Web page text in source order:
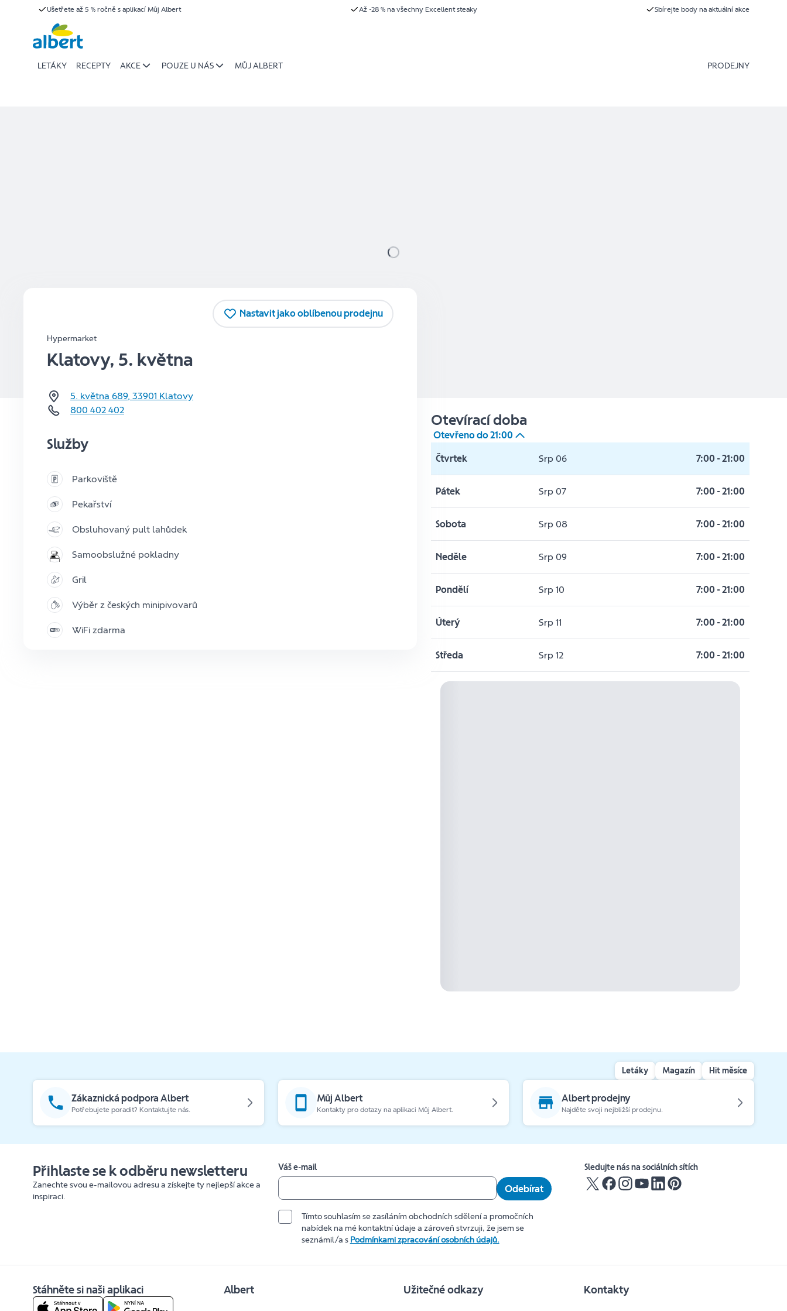
Ušetřete až 5 % ročně s aplikací Můj Albert Až -28 % na všechny Excellent steaky Sbírejte body na aktuální akce
LETÁKY RECEPTY AKCE POUZE U NÁS MŮJ ALBERT PRODEJNY
Nastavit jako oblíbenou prodejnu
Hypermarket
Klatovy, 5. května
5. května 689, 33901 Klatovy
800 402 402
Služby
Parkoviště
Pekařství
Obsluhovaný pult lahůdek
Samoobslužné pokladny
Gril
Výběr z českých minipivovarů
WiFi zdarma
Otevírací doba
Otevřeno do21:00
Čtvrtek Srp 06 7:00 -21:00
Pátek Srp 07 7:00 -21:00
Sobota Srp 08 7:00 -21:00
Neděle Srp 09 7:00 -21:00
Pondělí Srp 10 7:00 -21:00
Úterý Srp 11 7:00 -21:00
Středa Srp 12 7:00 -21:00
Letáky Magazín Hit měsíce
Zákaznická podpora Albert
Potřebujete poradit? Kontaktujte nás.
Můj Albert
Kontakty pro dotazy na aplikaci Můj Albert.
Albert prodejny
Najděte svoji nejbližší prodejnu.
Přihlaste se k odběru newsletteru
Zanechte svou e-mailovou adresu a získejte ty nejlepší akce a
inspiraci.
Váš e-mail
Odebírat
Tímto souhlasím se zasíláním obchodních sdělení a promočních
nabídek na mé kontaktní údaje a zároveň stvrzuji, že jsem se
seznámil/a s Podmínkami zpracování osobních údajů.
Sledujte nás na sociálních sítích
Stáhněte si naši aplikaci Albert Užitečné odkazy Kontakty